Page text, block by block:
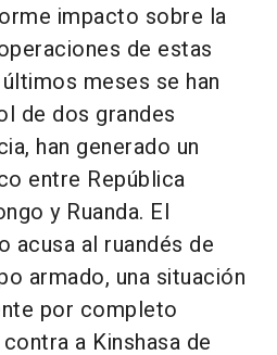
impacto sobre la
de estas
meses se han
de dos grandes
han generado un
entre República
y Ruanda. El
acusa al ruandés de
armado, una situación
por completo
a Kinshasa de